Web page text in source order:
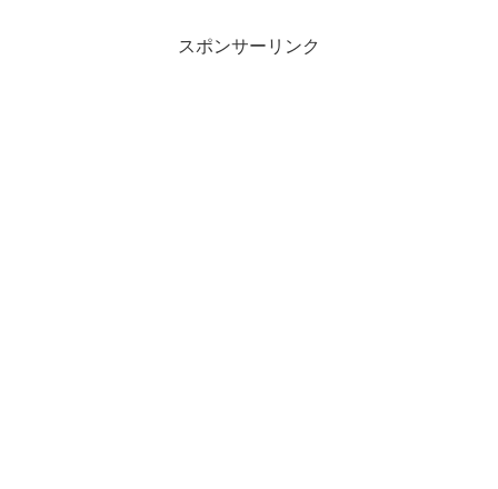
スポンサーリンク